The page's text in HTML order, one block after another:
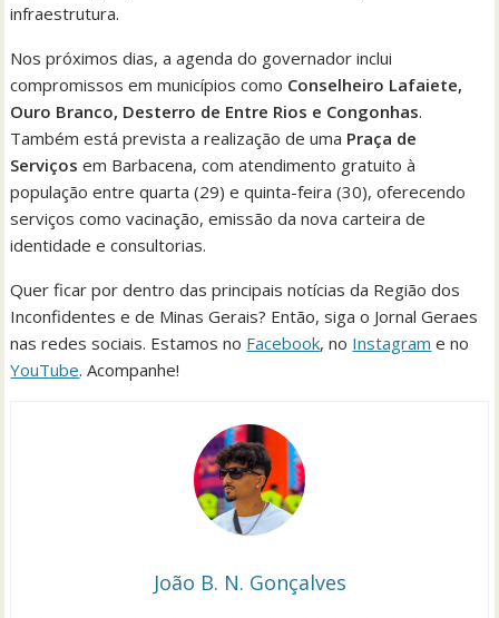
infraestrutura.
Nos próximos dias, a agenda do governador inclui
compromissos em municípios como Conselheiro Lafaiete,
Ouro Branco, Desterro de Entre Rios e Congonhas.
Também está prevista a realização de uma Praça de
Serviços em Barbacena, com atendimento gratuito à
população entre quarta (29) e quinta-feira (30), oferecendo
serviços como vacinação, emissão da nova carteira de
identidade e consultorias.
Quer ficar por dentro das principais notícias da Região dos
Inconfidentes e de Minas Gerais? Então, siga o Jornal Geraes
nas redes sociais. Estamos no Facebook, no Instagram e no
YouTube. Acompanhe!
João B. N. Gonçalves